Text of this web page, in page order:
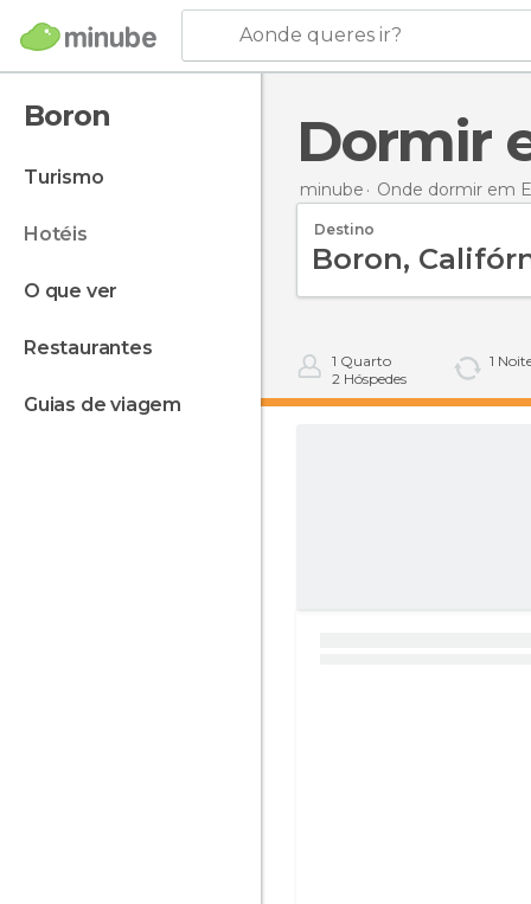
Aonde queres ir?
Boron
turismo
hotéis
o que ver
restaurantes
guias de viagem
Dormir
minube Onde dormir em
Destino
1 Quarto
2 Hóspedes
1